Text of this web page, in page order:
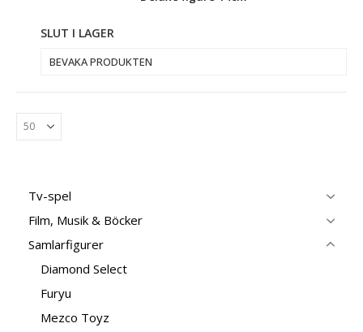
SLUT I LAGER
BEVAKA PRODUKTEN
Tv-spel
Film, Musik & Böcker
Samlarfigurer
Diamond Select
Furyu
Mezco Toyz